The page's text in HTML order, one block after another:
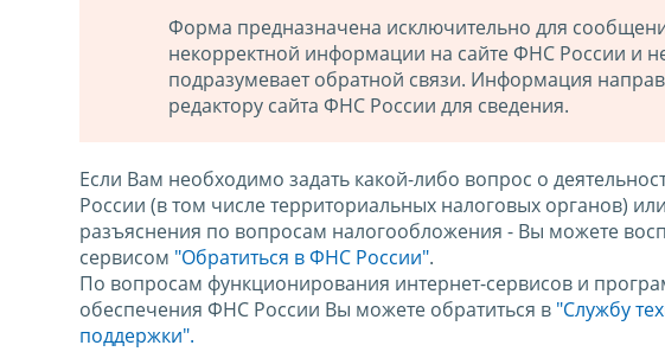
Форма предназначена исключительно для
некорректной информации на сайте ФНС России и
подразумевает обратной связи. Информация
редактору сайта ФНС России для сведения.
Если Вам необходимо задать какой-либо вопрос о
России (в том числе территориальных налоговых органов)
разъяснения по вопросам налогообложения - Вы можете
сервисом "Обратиться в ФНС России".
По вопросам функционирования интернет-сервисов и
обеспечения ФНС России Вы можете обратиться в "Службу
поддержки".